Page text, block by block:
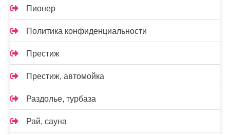
Пионер
Политика конфиденциальности
Престиж
Престиж, автомойка
Раздолье, турбаза
Рай, сауна